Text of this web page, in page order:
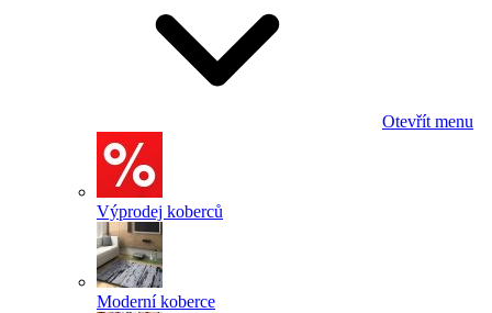
Otevřít menu
Výprodej koberců
Moderní koberce